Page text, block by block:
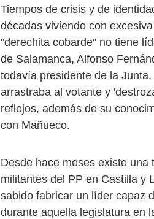
Tiempos de crisis y de
décadas viviendo con
"derechita cobarde" no tiene
de Salamanca, Alfonso
todavía presidente de la
arrastraba al votante y
reflejos, además de su
con Mañueco.
Desde hace meses existe
militantes del PP en Castilla y
sabido fabricar un líder capaz
durante aquella legislatura en